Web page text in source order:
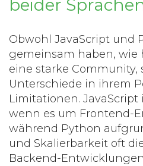
beider
Obwohl JavaScript und
gemeinsam haben, wie
eine starke Community,
Unterschiede in ihrem
Limitationen. JavaScript
wenn es um Frontend-
während Python
und Skalierbarkeit oft
Backend-